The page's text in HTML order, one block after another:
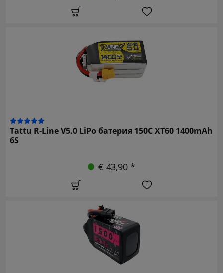
Tattu R-Line V5.0 LiPo батерия 150C XT60 1400mAh
6S
€ 43,90 *